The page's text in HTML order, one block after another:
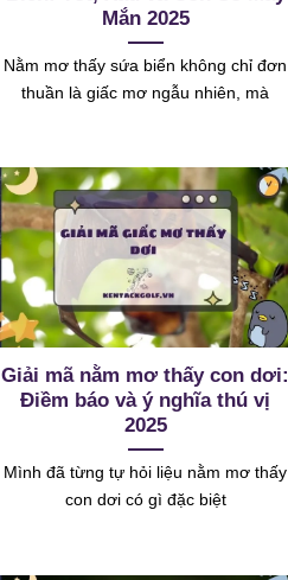
Mắn 2025
Nằm mơ thấy sứa biển không chỉ đơn
thuần là giấc mơ ngẫu nhiên, mà
Giải mã nằm mơ thấy con dơi:
Điềm báo và ý nghĩa thú vị
2025
Mình đã từng tự hỏi liệu nằm mơ thấy
con dơi có gì đặc biệt